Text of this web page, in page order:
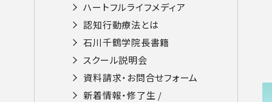
ハートフルライフメディア
認知⾏動療法とは
⽯川千鶴学院⻑書籍
スクール説明会
資料請求・お問合せフォーム
新着情報・修了生 /